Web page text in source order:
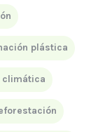
plástica
climática